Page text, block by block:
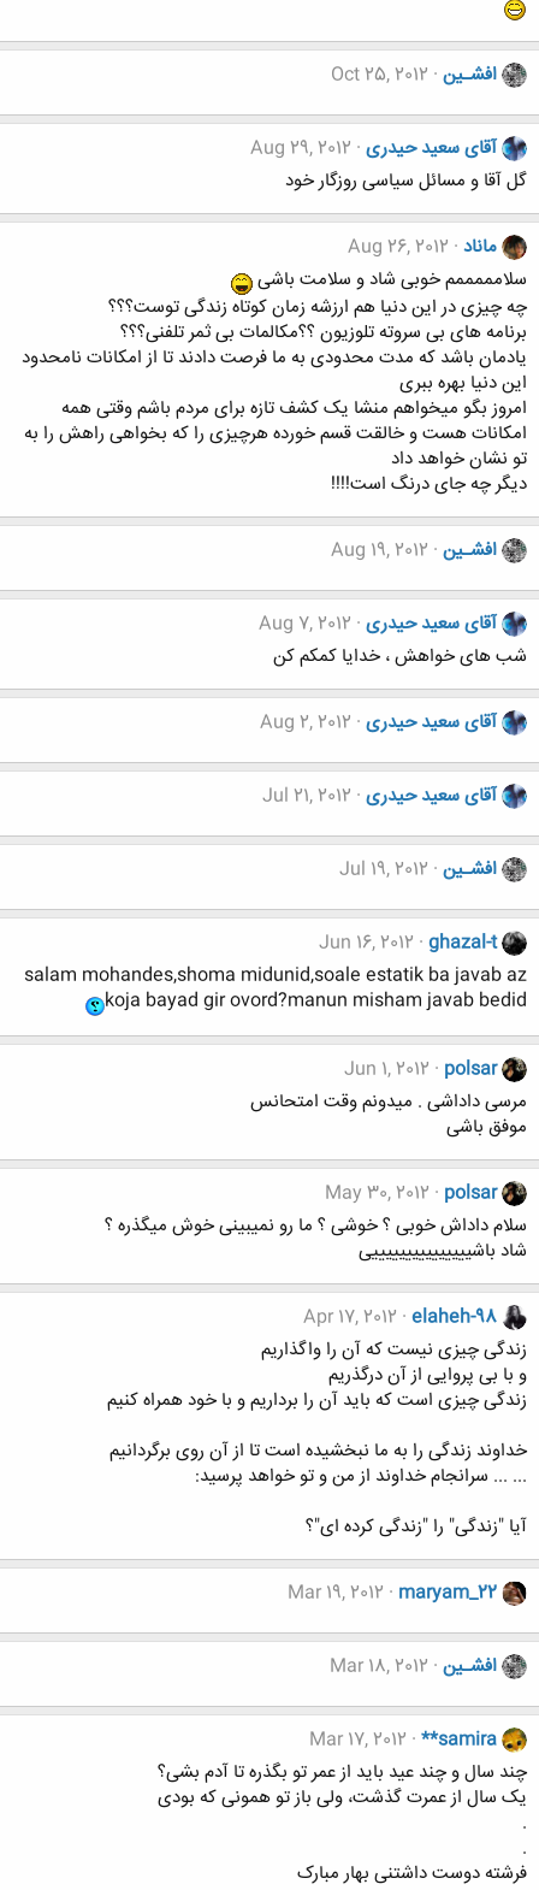
افشـین Oct 25, 2012
آقای سعید حیدری Aug 29, 2012
گل آقا و مسائل سیاسی روزگار خود
ماناد Aug 26, 2012
سلامممممم خوبی شاد و سلامت باشی
چه چیزی در این دنیا هم ارزشه زمان کوتاه زندگی توست؟؟؟
برنامه های بی سروته تلوزیون ؟؟مکالمات بی ثمر تلفنی؟؟؟
یادمان باشد که مدت محدودی به ما فرصت دادند تا از امکانات نامحدود
این دنیا بهره ببری
امروز بگو میخواهم منشا یک کشف تازه برای مردم باشم وقتی همه
امکانات هست و خالقت قسم خورده هرچیزی را که بخواهی راهش را به
تو نشان خواهد داد
دیگر چه جای درنگ است!!!!
افشـین Aug 19, 2012
آقای سعید حیدری Aug 7, 2012
شب های خواهش ، خدایا کمکم کن
آقای سعید حیدری Aug 2, 2012
آقای سعید حیدری Jul 21, 2012
افشـین Jul 19, 2012
ghazal-t
Jun 16, 2012
salam mohandes,shoma midunid,soale estatik ba javab az
koja bayad gir ovord?manun misham javab bedid
polsar
Jun 1, 2012
مرسی داداشی . میدونم وقت امتحانس
موفق باشی
polsar
May 30, 2012
سلام داداش خوبی ؟ خوشی ؟ ما رو نمیبینی خوش میگذره ؟
شاد باشیییییییییییییییی
elaheh-98
Apr 17, 2012
زندگی چیزی نیست که آن را واگذاریم
و با بی پروایی از آن درگذریم
زندگی چیزی است که باید آن را برداریم و با خود همراه کنیم
خداوند زندگی را به ما نبخشیده است تا از آن روی برگردانیم
... ... سرانجام خداوند از من و تو خواهد پرسید:
آیا "زندگی" را "زندگی کرده ای"؟
maryam_22
Mar 19, 2012
افشـین Mar 18, 2012
**samira
Mar 17, 2012
چند سال و چند عید باید از عمر تو بگذره تا آدم بشی؟
یک سال از عمرت گذشت، ولی باز تو همونی که بودی
.
.
فرشته دوست داشتنی بهار مبارک